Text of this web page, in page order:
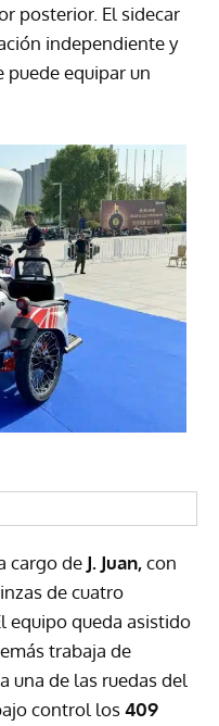
posterior. El sidecar
independiente y
puede equipar un
cargo de J. Juan,con
de cuatro
equipo queda asistido
trabaja de
una de las ruedas del
control los409